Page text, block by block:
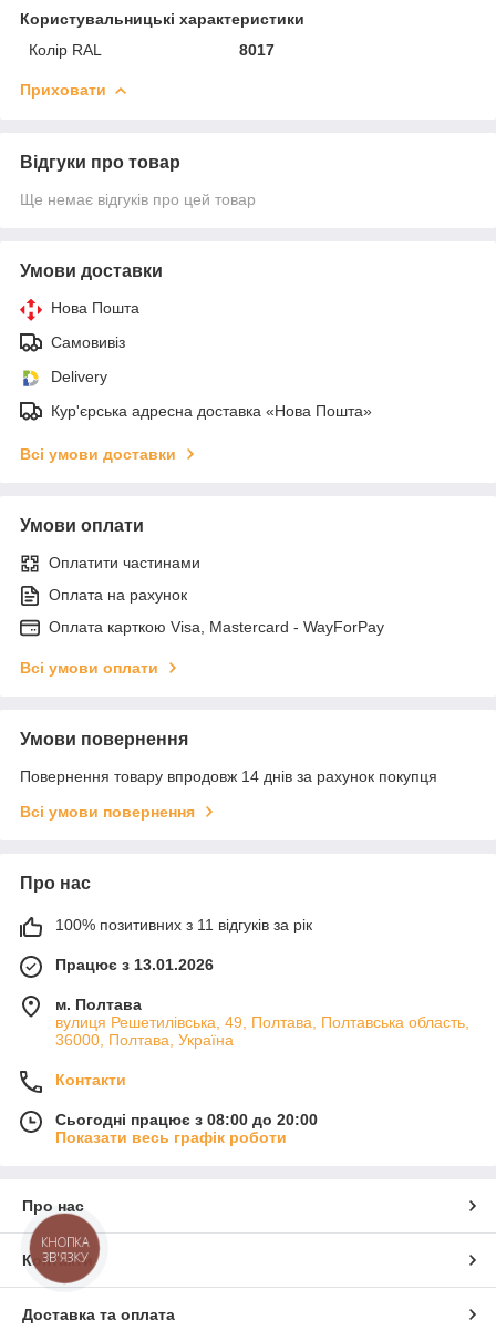
Користувальницькі характеристики
Колір RAL
8017
Приховати
Відгуки про товар
Ще немає відгуків про цей товар
Умови доставки
Нова Пошта
Самовивіз
Delivery
Кур'єрська адресна доставка «Нова Пошта»
Всі умови доставки
Умови оплати
Оплатити частинами
Оплата на рахунок
Оплата карткою Visa, Mastercard - WayForPay
Всі умови оплати
Умови повернення
Повернення товару впродовж 14 днів за рахунок покупця
Всі умови повернення
Про нас
100% позитивних з 11 відгуків за рік
Працює з 13.01.2026
м. Полтава
вулиця Решетилівська, 49, Полтава, Полтавська область,
36000, Полтава, Україна
Контакти
Сьогодні працює з 08:00 до 20:00
Показати весь графік роботи
Про нас
Контакти
Доставка та оплата
КНОПКА
ЗВ'ЯЗКУ